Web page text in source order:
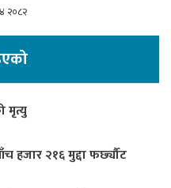
२०८२
मृत्यु
हजार २१६ मुद्दा फर्छ्यौट